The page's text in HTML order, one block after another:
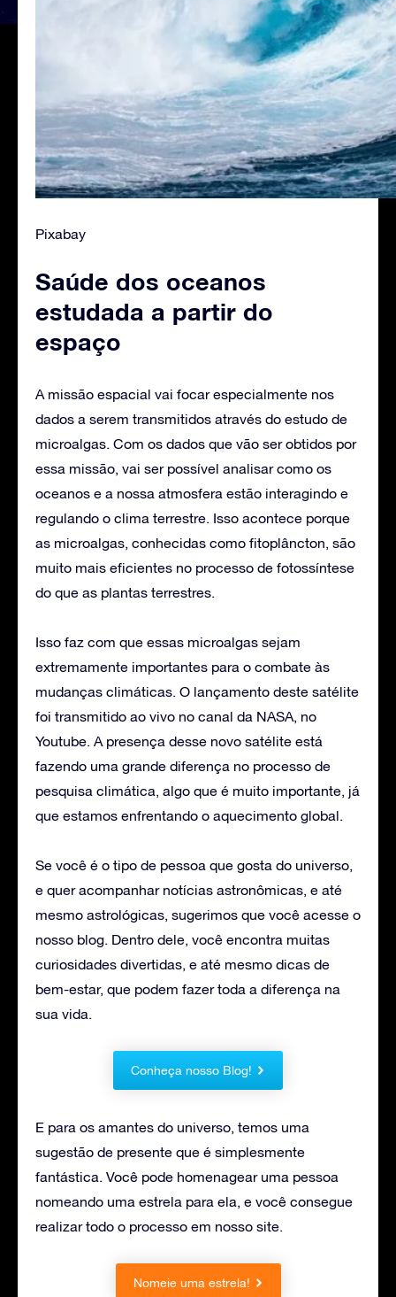
Pixabay
Saúde dos oceanos
estudada a partir do
espaço
A missão espacial vai focar especialmente nos
dados a serem transmitidos através do estudo de
microalgas. Com os dados que vão ser obtidos por
essa missão, vai ser possível analisar como os
oceanos e a nossa atmosfera estão interagindo e
regulando o clima terrestre. Isso acontece porque
as microalgas, conhecidas como fitoplâncton, são
muito mais eficientes no processo de fotossíntese
do que as plantas terrestres.
Isso faz com que essas microalgas sejam
extremamente importantes para o combate às
mudanças climáticas. O lançamento deste satélite
foi transmitido ao vivo no canal da NASA, no
Youtube. A presença desse novo satélite está
fazendo uma grande diferença no processo de
pesquisa climática, algo que é muito importante, já
que estamos enfrentando o aquecimento global.
Se você é o tipo de pessoa que gosta do universo,
e quer acompanhar notícias astronômicas, e até
mesmo astrológicas, sugerimos que você acesse o
nosso blog. Dentro dele, você encontra muitas
curiosidades divertidas, e até mesmo dicas de
bem-estar, que podem fazer toda a diferença na
sua vida.
Conheça nosso Blog!
E para os amantes do universo, temos uma
sugestão de presente que é simplesmente
fantástica. Você pode homenagear uma pessoa
nomeando uma estrela para ela, e você consegue
realizar todo o processo em nosso site.
Nomeie uma estrela!